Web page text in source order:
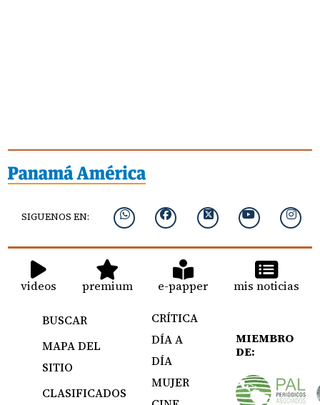
SIGUENOS EN:
videos premium e-papper mis noticias
BUSCAR
MAPA DEL
SITIO
CLASIFICADOS
CRÍTICA
DÍA A
DÍA
MUJER
MIEMBRO
DE: